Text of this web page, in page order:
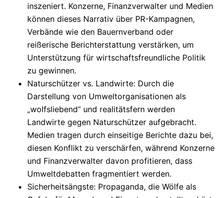
inszeniert. Konzerne, Finanzverwalter und Medien
können dieses Narrativ über PR-Kampagnen,
Verbände wie den Bauernverband oder
reißerische Berichterstattung verstärken, um
Unterstützung für wirtschaftsfreundliche Politik
zu gewinnen.
Naturschützer vs. Landwirte: Durch die
Darstellung von Umweltorganisationen als
„wolfsliebend“ und realitätsfern werden
Landwirte gegen Naturschützer aufgebracht.
Medien tragen durch einseitige Berichte dazu bei,
diesen Konflikt zu verschärfen, während Konzerne
und Finanzverwalter davon profitieren, dass
Umweltdebatten fragmentiert werden.
Sicherheitsängste: Propaganda, die Wölfe als